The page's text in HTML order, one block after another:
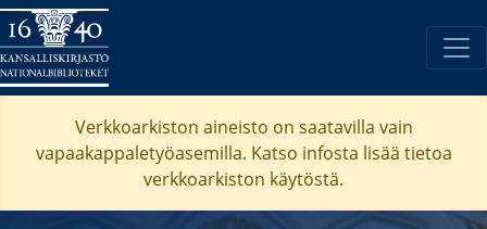
Verkkoarkiston aineisto on saatavilla vain
vapaakappaletyöasemilla. Katso infosta lisää tietoa
verkkoarkiston käytöstä.